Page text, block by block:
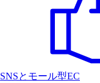
SNSとモール型EC